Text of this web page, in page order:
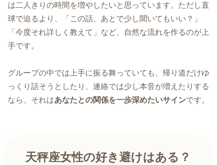
は二人きりの時間を増やしたいと思っています。ただし直
球で迫るより、「この話、あとで少し聞いてもいい？」
「今度それ詳しく教えて」など、自然な流れを作るのが上
手です。
グループの中では上手に振る舞っていても、帰り道だけゆ
っくり話そうとしたり、連絡では少し本音が増えたりする
なら、それはあなたとの関係を一歩深めたいサインです。
天秤座女性の好き避けはある？